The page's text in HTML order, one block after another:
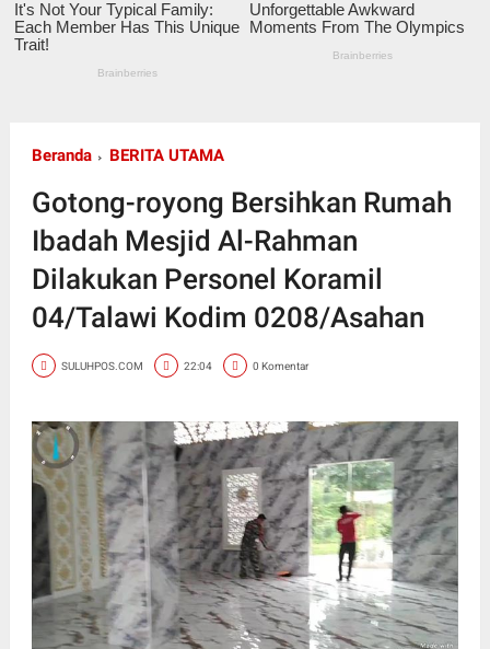
Beranda BERITA UTAMA
Gotong-royong Bersihkan Rumah
Ibadah Mesjid Al-Rahman
Dilakukan Personel Koramil
04/Talawi Kodim 0208/Asahan
SULUHPOS.COM 22:04 0 Komentar